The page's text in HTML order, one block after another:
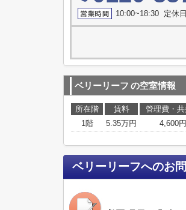
10:00~18:30 定休
ベリーリーフ の空室情報
所在階 賃料 管理費・
1階
5.35万円 4,600円
ベリーリーフへのお